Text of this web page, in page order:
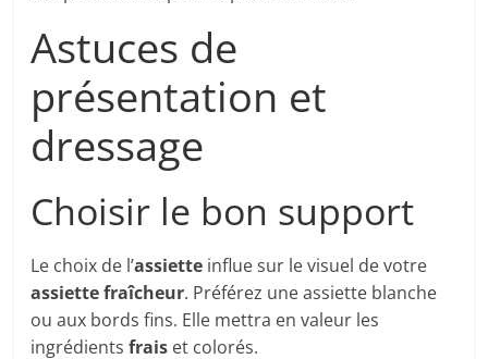
Astuces de
présentation et
dressage
Choisir le bon support
Le choix de l’assiette influe sur le visuel de votre
assiette fraîcheur. Préférez une assiette blanche
ou aux bords fins. Elle mettra en valeur les
ingrédientsfrais et colorés.